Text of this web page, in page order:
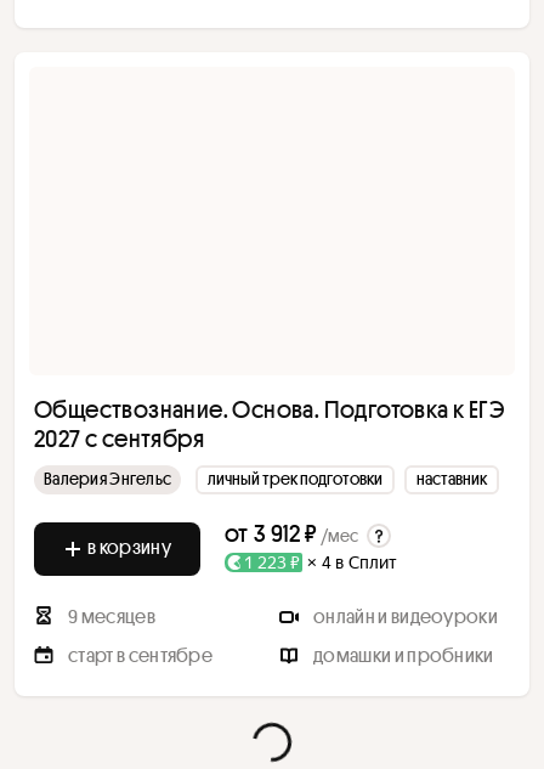
Обществознание. Основа. Подготовка к ЕГЭ
2027 с сентября
Валерия Энгельс личный трек подготовки наставник
в корзину от 3 912 ₽ /мес
1 223 ₽ × 4 в Сплит
9 месяцев
онлайн и видеоуроки
старт в сентябре
домашки и пробники